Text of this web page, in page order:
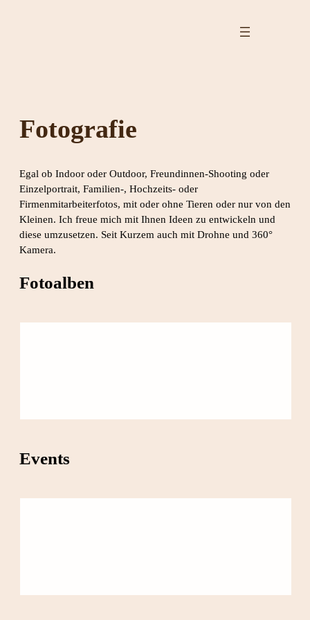
Fotografie
Egal ob Indoor oder Outdoor, Freundinnen-Shooting oder
Einzelportrait, Familien-, Hochzeits- oder
Firmenmitarbeiterfotos, mit oder ohne Tieren oder nur von den
Kleinen. Ich freue mich mit Ihnen Ideen zu entwickeln und
diese umzusetzen. Seit Kurzem auch mit Drohne und 360°
Kamera.
Fotoalben
Events